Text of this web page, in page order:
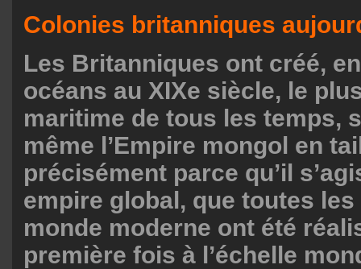
Colonies britanniques
Les Britanniques ont créé,
océans au XIXe siècle, le
maritime de tous les temps,
même l’Empire mongol en
précisément parce qu’il
empire global, que toutes
monde moderne ont été
première fois à l’échelle